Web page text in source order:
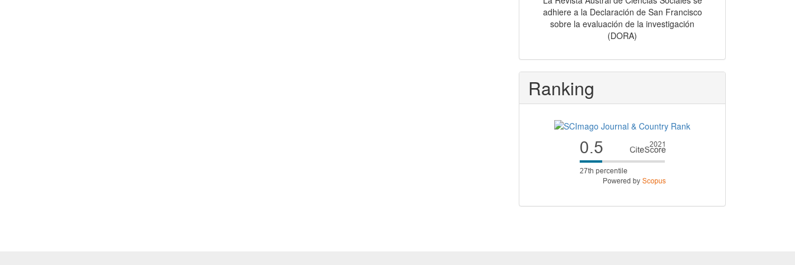
adhiere a la Declaración de San Francisco
sobre la evaluación de la investigación
(DORA)
Ranking